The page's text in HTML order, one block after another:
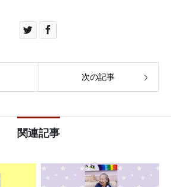
次の記事
関連記事